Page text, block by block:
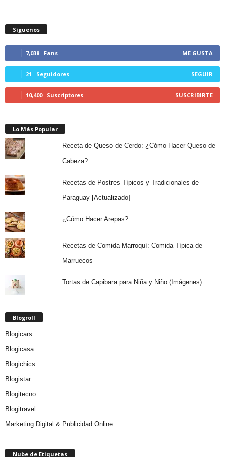
Síguenos
7,038 Fans ME GUSTA
21 Seguidores SEGUIR
10,400 Suscriptores SUSCRIBIRTE
Lo Más Popular
Receta de Queso de Cerdo: ¿Cómo Hacer Queso de
Cabeza?
Recetas de Postres Típicos y Tradicionales de
Paraguay [Actualizado]
¿Cómo Hacer Arepas?
Recetas de Comida Marroquí: Comida Típica de
Marruecos
Tortas de Capibara para Niña y Niño (Imágenes)
Blogroll
Blogicars
Blogicasa
Blogichics
Blogistar
Blogitecno
Blogitravel
Marketing Digital & Publicidad Online
Nube de Etiquetas